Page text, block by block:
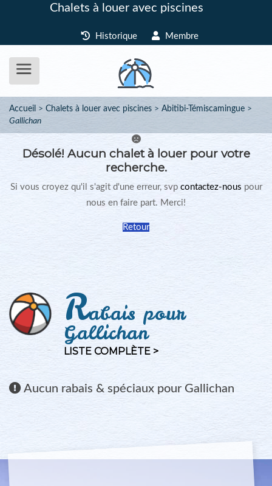
Chalets à louer avec piscines
Historique Membre
Accueil Chalets à louer avec piscines
Abitibi-Témiscamingue
Gallichan
Désolé! Aucun chalet à louer pour votre
recherche.
Si vous croyez qu'il s'agit d'une erreur, svp contactez-nous pour
nous en faire part. Merci!
Retour
Rabais pour
Gallichan
LISTE COMPLÈTE >
Aucun rabais & spéciaux pour Gallichan